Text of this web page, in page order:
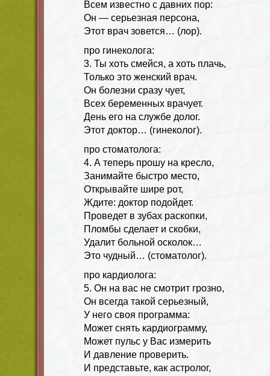
Всем известно с давних пор:
Он — серьезная персона,
Этот врач зовется… (лор).
про гинеколога:
3. Ты хоть смейся, а хоть плачь,
Только это женский врач.
Он болезни сразу чует,
Всех беременных врачует.
День его на службе долог.
Этот доктор… (гинеколог).
про стоматолога:
4. А теперь прошу на кресло,
Занимайте быстро место,
Открывайте шире рот,
Ждите: доктор подойдет.
Проведет в зубах раскопки,
Пломбы сделает и скобки,
Удалит больной осколок…
Это чудный… (стоматолог).
про кардиолога:
5. Он на вас не смотрит грозно,
Он всегда такой серьезный,
У него своя программа:
Может снять кардиограмму,
Может пульс у Вас измерить
И давление проверить.
И представьте, как астролог,